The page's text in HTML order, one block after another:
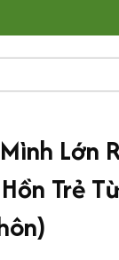
Lớn
Trẻ